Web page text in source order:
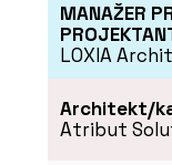
MANAŽER
LOXIA
Architekt/
Atribut